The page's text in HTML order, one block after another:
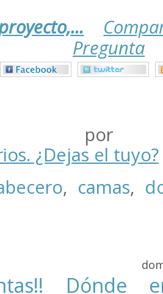
Pregunta
por
¿Dejas el tuyo?
, camas,
Dónde